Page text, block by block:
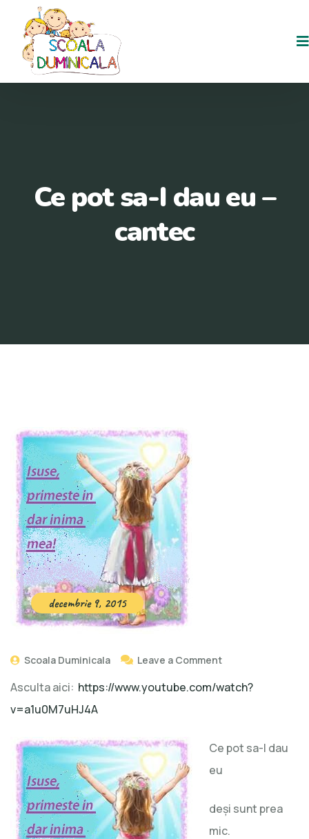
Ce pot sa-I dau eu –
cantec
decembrie 9, 2015
Scoala Duminicala Leave a Comment
Asculta aici: https://www.youtube.com/watch?
v=a1u0M7uHJ4A
Ce pot sa-I dau
eu
deşi sunt prea
mic.